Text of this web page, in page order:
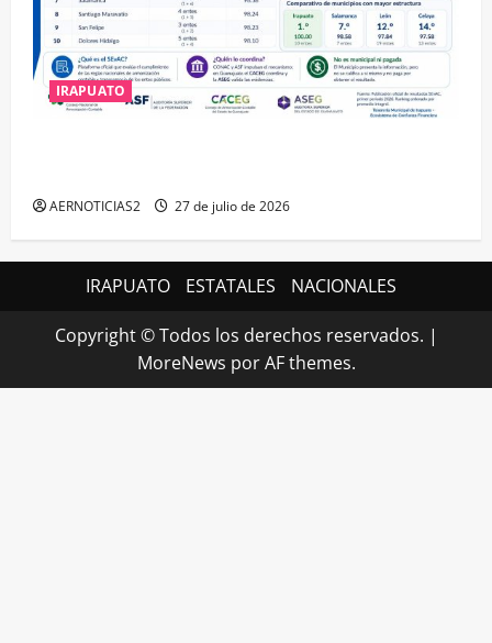
IRAPUATO
AERNOTICIAS2 27 de julio de 2026
IRAPUATO ESTATALES NACIONALES
Copyright © Todos los derechos reservados. |
MoreNews por AF themes.